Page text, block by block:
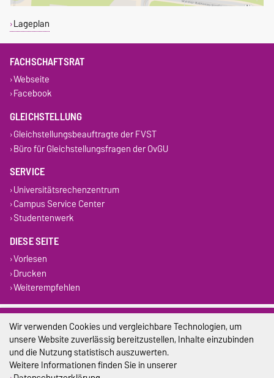
Lageplan
FACHSCHAFTSRAT
Webseite
Facebook
GLEICHSTELLUNG
Gleichstellungsbeauftragte der FVST
Büro für Gleichstellungsfragen der OvGU
SERVICE
Universitätsrechenzentrum
Campus Service Center
Studentenwerk
DIESE SEITE
Vorlesen
Drucken
Weiterempfehlen
Impressum
Datenschutz
Barrierefreiheit
Wir verwenden Cookies und vergleichbare Technologien, um
unsere Website zuverlässig bereitzustellen, Inhalte einzubinden
und die Nutzung statistisch auszuwerten.
Weitere Informationen finden Sie in unserer